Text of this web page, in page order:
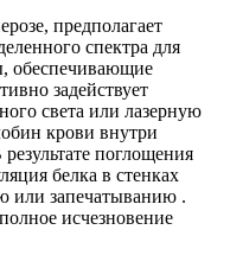
предполагает
спектра для
обеспечивающие
задействует
света или лазерную
крови внутри
поглощения
белка в стенках
или запечатыванию .
исчезновение